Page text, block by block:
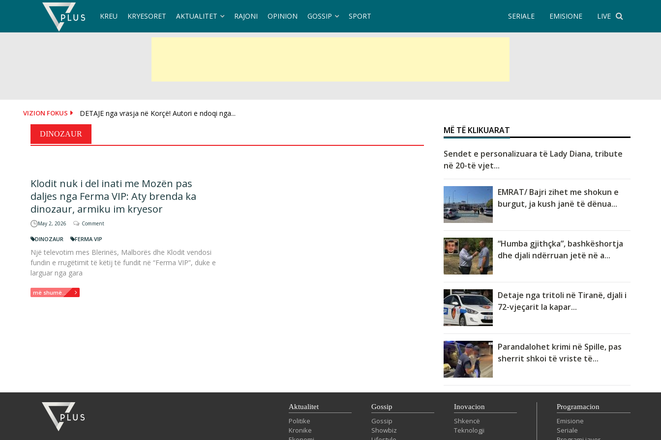
KREU KRYESORET AKTUALITET RAJONI OPINION GOSSIP SPORT LIVE
EMISIONE
SERIALE
VIZION FOKUS DETAJE nga vrasja në Korçë! Autori e ndoqi nga...
EMRI/ Tronditet Korça, vritet me kallashnikov 20-vjeçari
DINOZAUR
Klodit nuk i del inati me Mozën pas
daljes nga Ferma VIP: Aty brenda ka
dinozaur, armiku im kryesor
May 2, 2026 Comment
DINOZAUR FERMA VIP
Një televotim mes Blerinës, Malborës dhe Klodit vendosi
fundin e rrugëtimit të këtij të fundit në “Ferma VIP”, duke e
larguar nga gara
më shumë...
MË TË KLIKUARAT
Sendet e personalizuara të Lady Diana, tribute
në 20-të vjet...
EMRAT/ Bajri zihet me shokun e
burgut, ja kush janë të dënua...
“Humba gjithçka”, bashkëshortja
dhe djali ndërruan jetë në a...
Detaje nga tritoli në Tiranë, djali i
72-vjeçarit la kapar...
Parandalohet krimi në Spille, pas
sherrit shkoi të vriste të...
Aktualitet
Politike
Kronike
Gossip
Gossip
Showbiz
Inovacion
Shkencë
Teknologji
Programacion
Emisione
Seriale